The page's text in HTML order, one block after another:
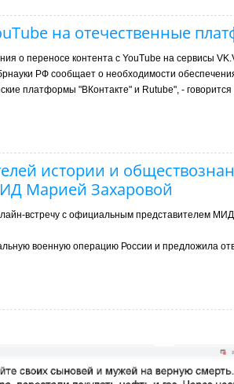
на отечественные
о переносе контента с YouTube на сервисы
РФ сообщает о необходимости
платформы "ВКонтакте" и Rutube", - говорится
истории и
Марией Захаровой
встречу с официальным представителем
военную операцию России и предложила